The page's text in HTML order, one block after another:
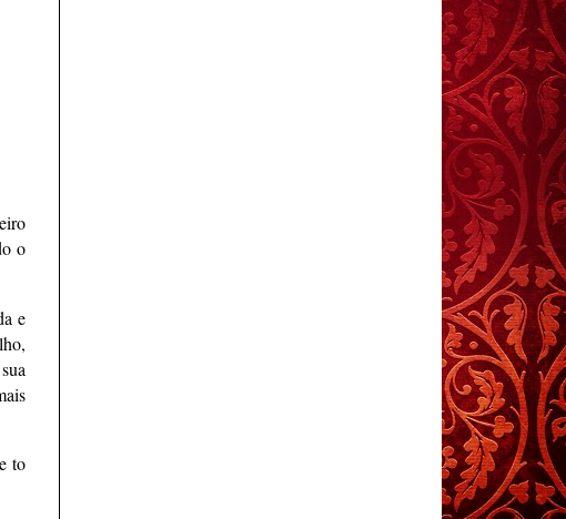
o
e
to